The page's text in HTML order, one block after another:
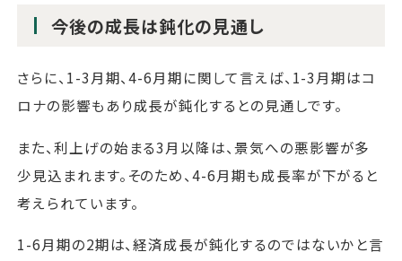
今後の成長は鈍化の見通し
さらに、1-3月期、4-6月期に関して言えば、1-3月期はコ
ロナの影響もあり成長が鈍化するとの見通しです。
また、利上げの始まる3月以降は、景気への悪影響が多
少見込まれます。そのため、4-6月期も成長率が下がると
考えられています。
1-6月期の2期は、経済成長が鈍化するのではないかと言